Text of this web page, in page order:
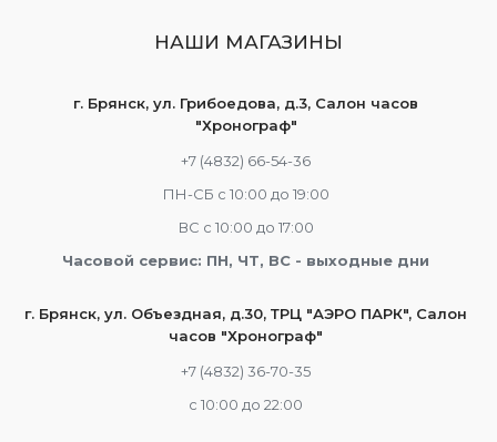
НАШИ МАГАЗИНЫ
г. Брянск, ул. Грибоедова, д.3, Салон часов
"Хронограф"
+7 (4832) 66-54-36
ПН-СБ с 10:00 до 19:00
ВС с 10:00 до 17:00
Часовой сервис: ПН, ЧТ, ВС - выходные дни
г. Брянск, ул. Объездная, д.30, ТРЦ "АЭРО ПАРК", Салон
часов "Хронограф"
+7 (4832) 36-70-35
c 10:00 до 22:00